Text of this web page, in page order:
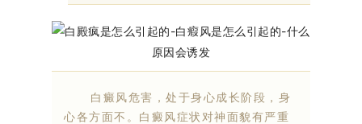
白癜风危害，处于身心成长阶段，身
心各方面不。白癜风症状对神面貌有严重